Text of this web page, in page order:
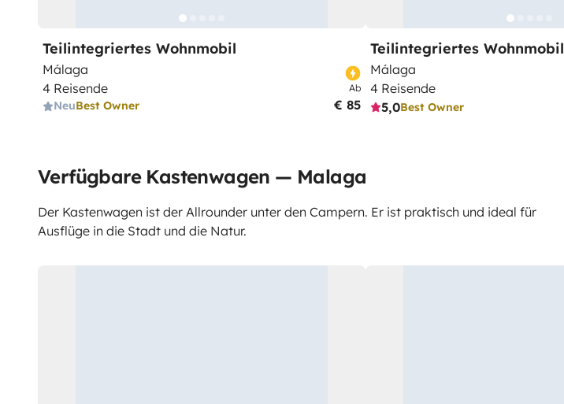
Teilintegriertes Wohnmobil
Málaga
4 Reisende
NeuBest Owner
Ab
€ 85
Teilintegriertes Wohnmobil
Málaga
4 Reisende
5,0Best Owner
Verfügbare Kastenwagen — Malaga
Der Kastenwagen ist der Allrounder unter den Campern. Er ist praktisch und ideal für
Ausflüge in die Stadt und die Natur.